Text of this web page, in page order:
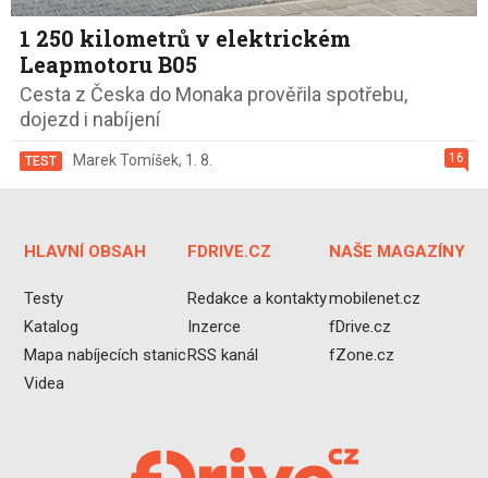
1 250 kilometrů v elektrickém
Leapmotoru B05
Cesta z Česka do Monaka prověřila spotřebu,
dojezd i nabíjení
16
TEST Marek Tomíšek, 1. 8.
HLAVNÍ OBSAH
Testy
Katalog
Mapa nabíjecích stanic
Videa
FDRIVE.CZ
Redakce a kontakty
Inzerce
RSS kanál
NAŠE MAGAZÍNY
mobilenet.cz
fDrive.cz
fZone.cz